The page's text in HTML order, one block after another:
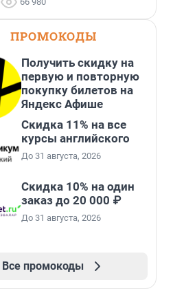
ПРОМОКОДЫ
Получить скидку на
первую и повторную
покупку билетов на
Яндекс Афише
Скидка 11% на все
курсы английского
До 31 августа, 2026
Скидка 10% на один
заказ до 20 000 ₽
До 31 августа, 2026
Все промокоды